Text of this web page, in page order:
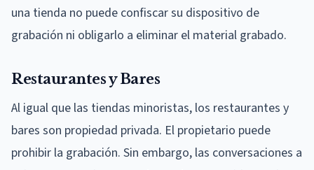
una tienda no puede confiscar su dispositivo de
grabación ni obligarlo a eliminar el material grabado.
Restaurantes y Bares
Al igual que las tiendas minoristas, los restaurantes y
bares son propiedad privada. El propietario puede
prohibir la grabación. Sin embargo, las conversaciones a